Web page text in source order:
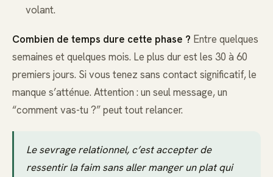
volant.
Combien de temps dure cette phase ? Entre quelques
semaines et quelques mois. Le plus dur est les 30 à 60
premiers jours. Si vous tenez sans contact significatif, le
manque s’atténue. Attention : un seul message, un
“comment vas-tu ?” peut tout relancer.
Le sevrage relationnel, c’est accepter de
ressentir la faim sans aller manger un plat qui